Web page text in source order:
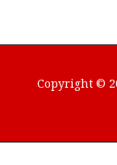
Copyright ©